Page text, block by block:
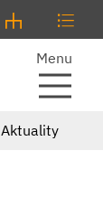
Menu
Aktuality